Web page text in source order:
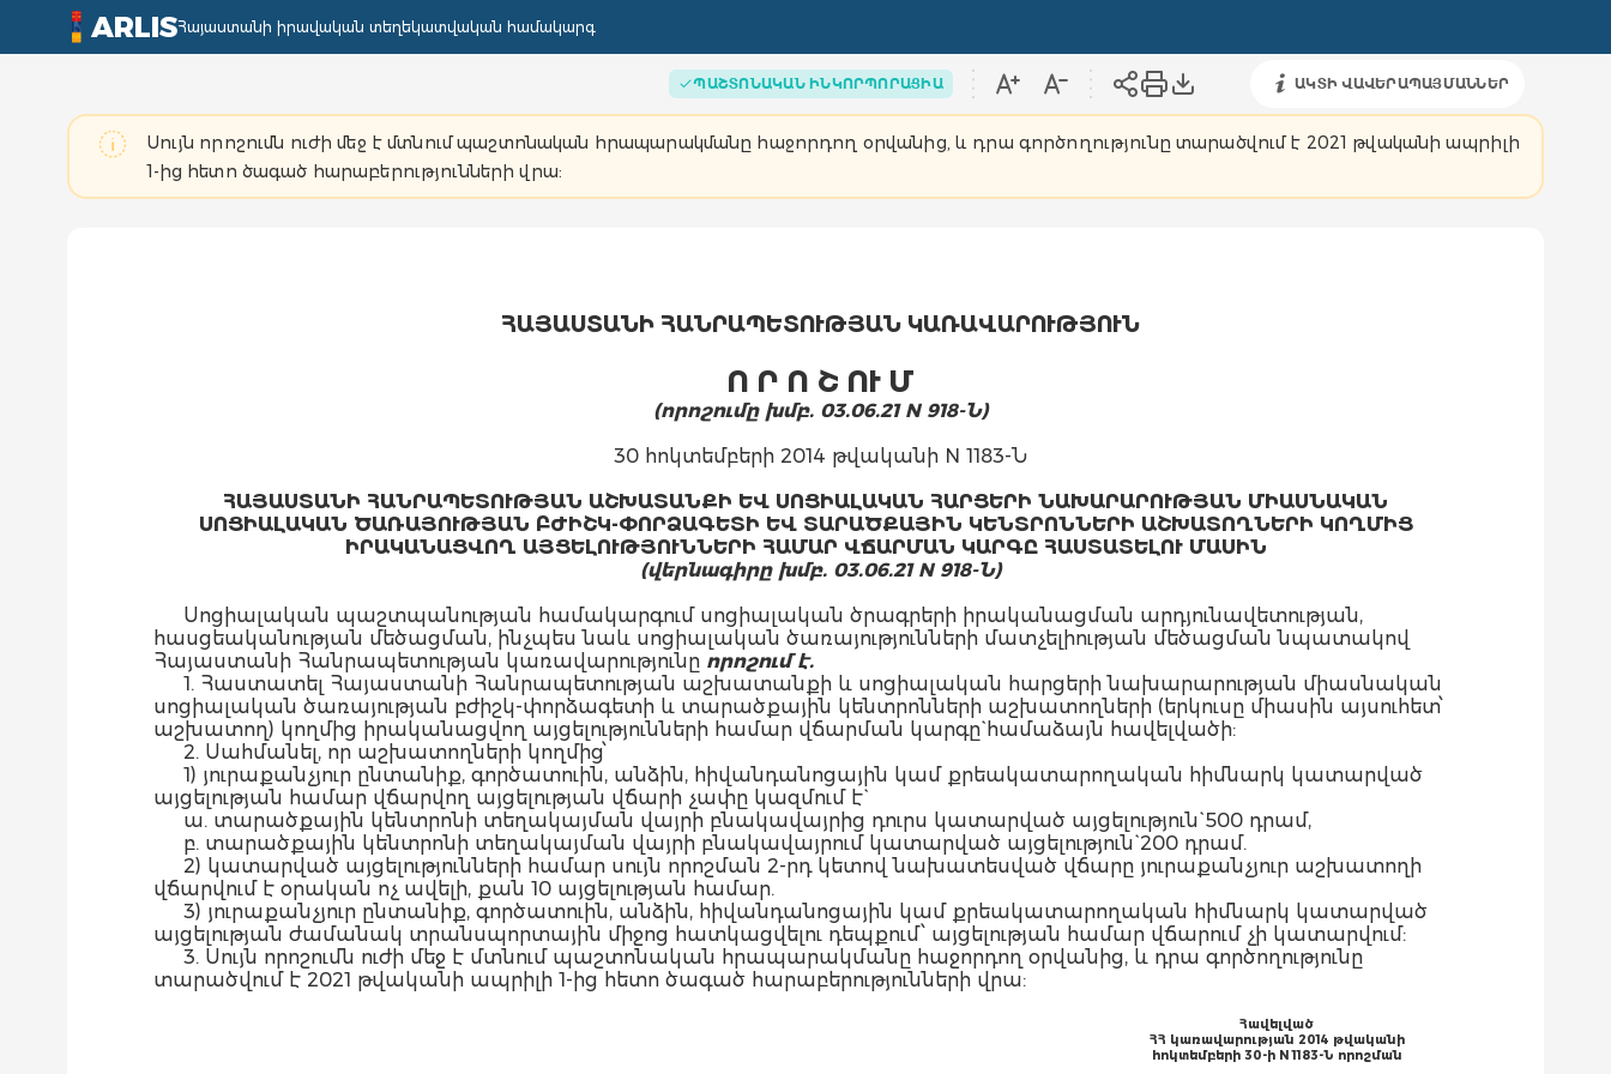
ARLISՀայաստանի իրավական տեղեկատվական համակարգ
ՊԱՇՏՈՆԱԿԱՆ ԻՆԿՈՐՊՈՐԱՑԻԱ ԱԿՏԻ ՎԱՎԵՐԱՊԱՅՄԱՆՆԵՐ
Սույն որոշումն ուժի մեջ է մտնում պաշտոնական հրապարակմանը հաջորդող օրվանից, և դրա գործողությունը տարածվում է 2021 թվականի ապրիլի
1-ից հետո ծագած հարաբերությունների վրա:
ՀԱՅԱՍՏԱՆԻ ՀԱՆՐԱՊԵՏՈՒԹՅԱՆ ԿԱՌԱՎԱՐՈՒԹՅՈՒՆ
Ո Ր Ո Շ ՈՒ Մ
(որոշումը խմբ. 03.06.21 N 918-Ն)
30 հոկտեմբերի 2014 թվականի N 1183-Ն
ՀԱՅԱՍՏԱՆԻ ՀԱՆՐԱՊԵՏՈՒԹՅԱՆ ԱՇԽԱՏԱՆՔԻ ԵՎ ՍՈՑԻԱԼԱԿԱՆ ՀԱՐՑԵՐԻ ՆԱԽԱՐԱՐՈՒԹՅԱՆ ՄԻԱՍՆԱԿԱՆ
ՍՈՑԻԱԼԱԿԱՆ ԾԱՌԱՅՈՒԹՅԱՆ ԲԺԻՇԿ-ՓՈՐՁԱԳԵՏԻ ԵՎ ՏԱՐԱԾՔԱՅԻՆ ԿԵՆՏՐՈՆՆԵՐԻ ԱՇԽԱՏՈՂՆԵՐԻ ԿՈՂՄԻՑ
ԻՐԱԿԱՆԱՑՎՈՂ ԱՅՑԵԼՈՒԹՅՈՒՆՆԵՐԻ ՀԱՄԱՐ ՎՃԱՐՄԱՆ ԿԱՐԳԸ ՀԱՍՏԱՏԵԼՈՒ ՄԱՍԻՆ
(վերնագիրը խմբ. 03.06.21 N 918-Ն)
Սոցիալական պաշտպանության համակարգում սոցիալական ծրագրերի իրականացման արդյունավետության,
հասցեականության մեծացման, ինչպես նաև սոցիալական ծառայությունների մատչելիության մեծացման նպատակով
Հայաստանի Հանրապետության կառավարությունը որոշում է.
1. Հաստատել Հայաստանի Հանրապետության աշխատանքի և սոցիալական հարցերի նախարարության միասնական
սոցիալական ծառայության բժիշկ-փորձագետի և տարածքային կենտրոնների աշխատողների (երկուսը միասին այսուհետ՝
աշխատող) կողմից իրականացվող այցելությունների համար վճարման կարգը` համաձայն հավելվածի:
2. Սահմանել, որ աշխատողների կողմից՝
1) յուրաքանչյուր ընտանիք, գործատուին, անձին, հիվանդանոցային կամ քրեակատարողական հիմնարկ կատարված
այցելության համար վճարվող այցելության վճարի չափը կազմում է`
ա. տարածքային կենտրոնի տեղակայման վայրի բնակավայրից դուրս կատարված այցելություն` 500 դրամ,
բ. տարածքային կենտրոնի տեղակայման վայրի բնակավայրում կատարված այցելություն` 200 դրամ.
2) կատարված այցելությունների համար սույն որոշման 2-րդ կետով նախատեսված վճարը յուրաքանչյուր աշխատողի
վճարվում է օրական ոչ ավելի, քան 10 այցելության համար.
3) յուրաքանչյուր ընտանիք, գործատուին, անձին, հիվանդանոցային կամ քրեակատարողական հիմնարկ կատարված
այցելության ժամանակ տրանսպորտային միջոց հատկացվելու դեպքում՝ այցելության համար վճարում չի կատարվում:
3. Սույն որոշումն ուժի մեջ է մտնում պաշտոնական հրապարակմանը հաջորդող օրվանից, և դրա գործողությունը
տարածվում է 2021 թվականի ապրիլի 1-ից հետո ծագած հարաբերությունների վրա:
Հավելված
ՀՀ կառավարության 2014 թվականի
հոկտեմբերի 30-ի N 1183-Ն որոշման